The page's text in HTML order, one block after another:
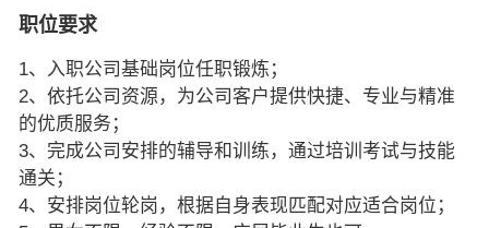
职位要求
1、入职公司基础岗位任职锻炼；
2、依托公司资源，为公司客户提供快捷、专业与精准
的优质服务；
3、完成公司安排的辅导和训练，通过培训考试与技能
通关；
4、安排岗位轮岗，根据自身表现匹配对应适合岗位；